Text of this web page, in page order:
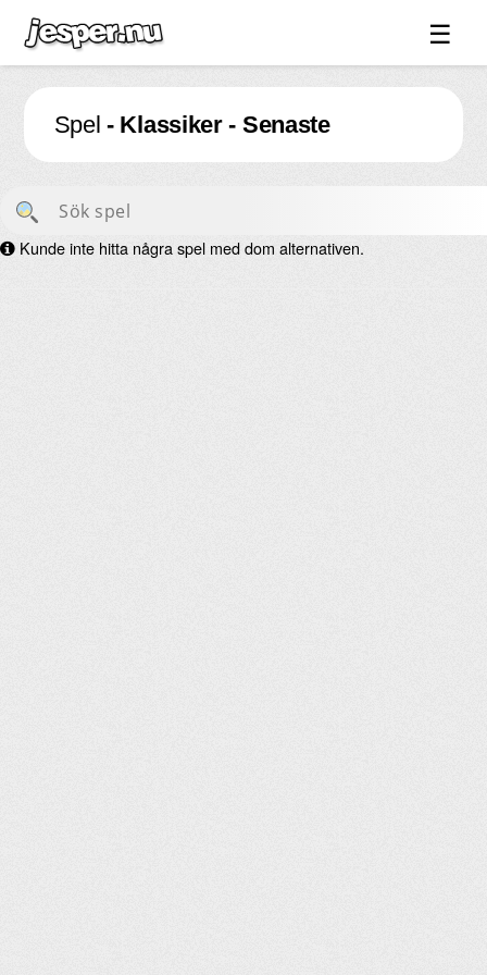
☰
Spel ↓
Bilder ↓
Forum ↓
Länkar
Videos
Spel - Klassiker - Senaste
Kunde inte hitta några spel med dom alternativen.